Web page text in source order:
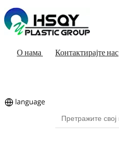
О нама Контактирајте нас